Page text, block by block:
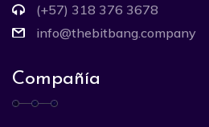
(+57) 318 376 3678
info@thebitbang.company
Compañía